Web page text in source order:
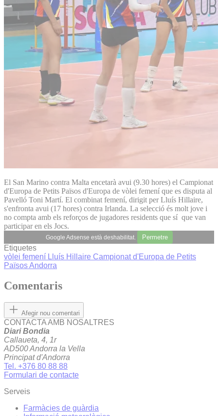
El San Marino contra Malta encetarà avui (9.30 hores) el Campionat
d'Europa de Petits Països d'Europa de vòlei femení que es disputa al
Pavelló Toni Martí. El combinat femení, dirigit per Lluís Hillaire,
s'enfronta avui (17 hores) contra Irlanda. La selecció és molt jove i
no compta amb els reforços de jugadores residents que sí que van
participar en els Jocs.
Google Adsense està deshabilitat. Permetre
Etiquetes
vòlei femení Lluís Hillaire Campionat d'Europa de Petits
Països Andorra
Comentaris
Afegir nou comentari
CONTACTA AMB NOSALTRES
Diari Bondia
Callaueta, 4, 1r
AD500 Andorra la Vella
Principat d'Andorra
Tel. +376 80 88 88
Formulari de contacte
Serveis
Farmàcies de guàrdia